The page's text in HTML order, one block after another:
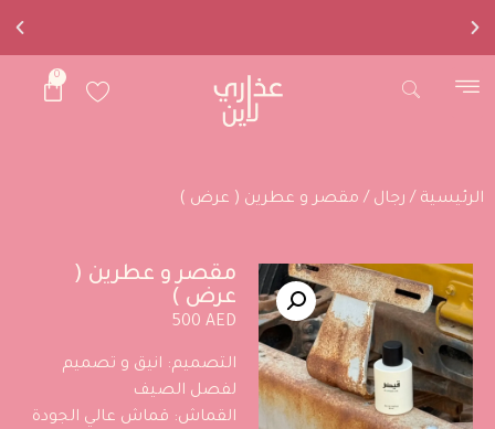
0
الرئيسية / رجال / مقصر و عطرين ( عرض )
مقصر و عطرين (
عرض )
500 AED
التصميم: انيق و تصميم
لفصل الصيف
القماش: قماش عالي الجودة